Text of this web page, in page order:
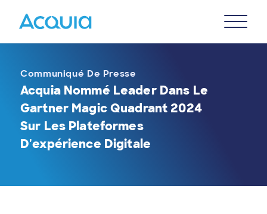
Menu
Communiqué De Presse
Acquia Nommé Leader Dans Le
Gartner Magic Quadrant 2024
Sur Les Plateformes
D'expérience Digitale